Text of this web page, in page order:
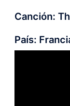
Canción:
País: